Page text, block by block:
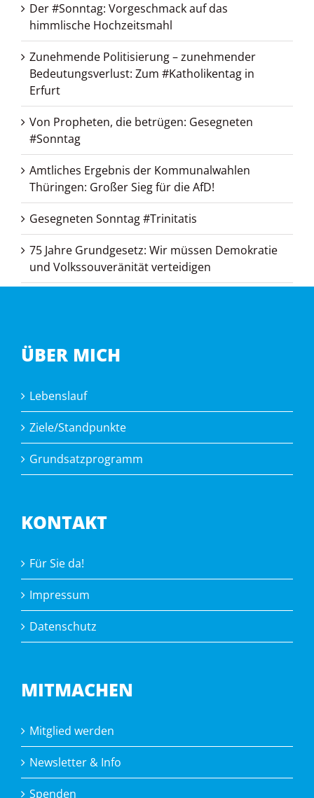
Der #Sonntag: Vorgeschmack auf das
himmlische Hochzeitsmahl
Zunehmende Politisierung – zunehmender
Bedeutungsverlust: Zum #Katholikentag in
Erfurt
Von Propheten, die betrügen: Gesegneten
#Sonntag
Amtliches Ergebnis der Kommunalwahlen
Thüringen: Großer Sieg für die AfD!
Gesegneten Sonntag #Trinitatis
75 Jahre Grundgesetz: Wir müssen Demokratie
und Volkssouveränität verteidigen
ÜBER MICH
Lebenslauf
Ziele/Standpunkte
Grundsatzprogramm
KONTAKT
Für Sie da!
Impressum
Datenschutz
MITMACHEN
Mitglied werden
Newsletter & Info
Spenden